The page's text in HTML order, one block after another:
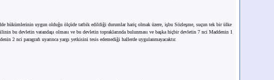
hükümlerinin uygun olduğu ölçüde tatbik edildiği durumlar hariç olmak üzere, işbu Sözleşme, suçun tek bir ülke
bu devletin vatandaşı olması ve bu devletin topraklarında bulunması ve başka hiçbir devletin 7 nci Maddenin 1
2 nci paragrafı uyarınca yargı yetkisini tesis edemediği hallerde uygulanmayacaktır.